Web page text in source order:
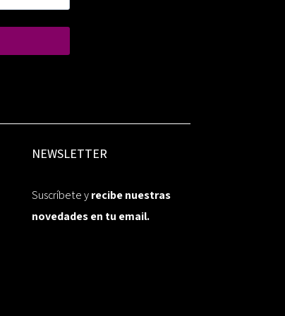
NEWSLETTER
Suscríbete yrecibe nuestras
novedades en tu email.